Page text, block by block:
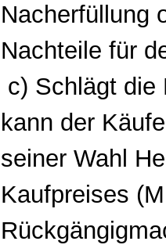
Nacherfüllung
Nachteile für
c) Schlägt die
kann der
seiner Wahl
Kaufpreises